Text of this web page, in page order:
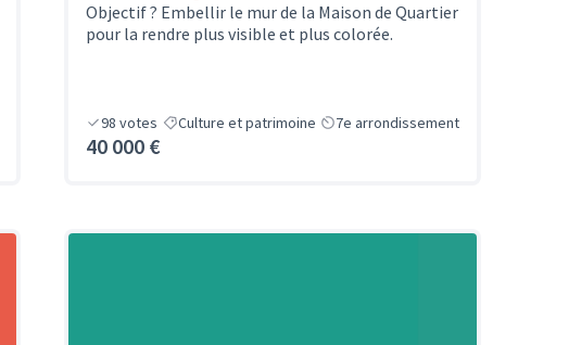
Objectif ? Embellir le mur de la Maison de Quartier
pour la rendre plus visible et plus colorée.
98 votes Culture et patrimoine 7e arrondissement
40 000 €